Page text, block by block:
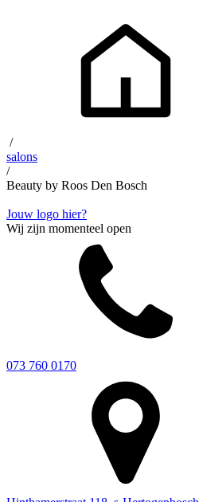
/
salons
/
Beauty by Roos Den Bosch
Jouw logo hier?
Wij zijn momenteel open
073 760 0170